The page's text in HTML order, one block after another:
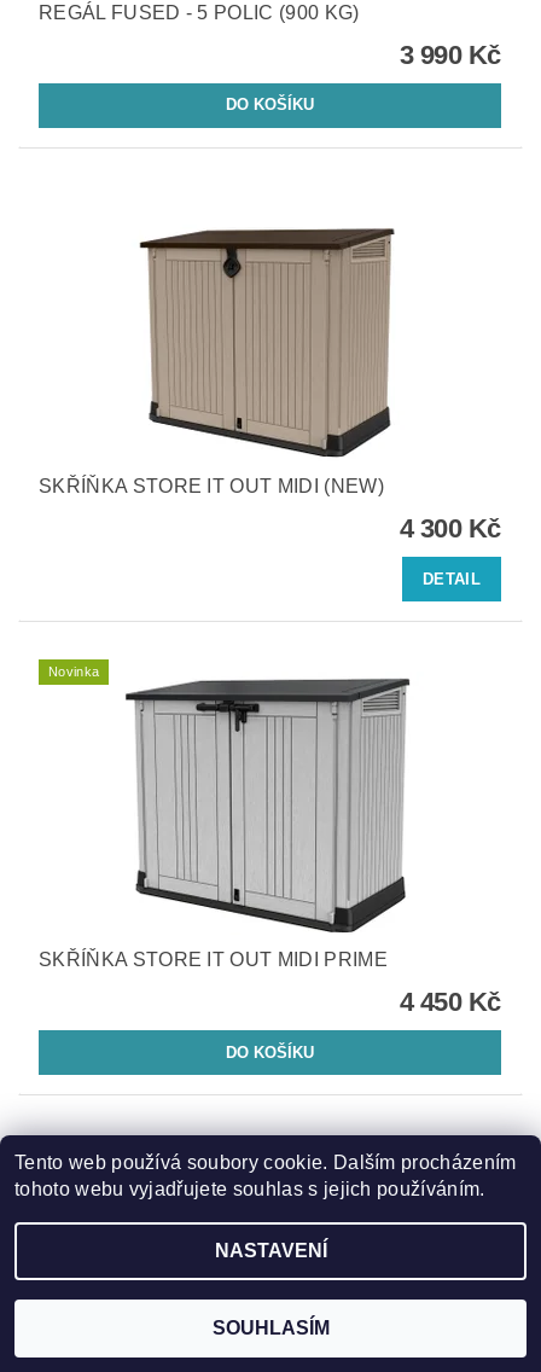
REGÁL FUSED - 5 POLIC (900 KG)
3 990 Kč
SKŘÍŇKA STORE IT OUT MIDI (NEW)
4 300 Kč
DETAIL
Novinka
SKŘÍŇKA STORE IT OUT MIDI PRIME
4 450 Kč
Tento web používá soubory cookie. Dalším procházením
tohoto webu vyjadřujete souhlas s jejich používáním.
NASTAVENÍ
SOUHLASÍM